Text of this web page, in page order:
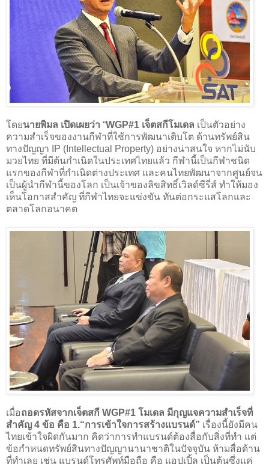
โดยนายพิมล เปิดเผยว่า “WGP#1 เจ็ตสกีโมเดล เป็นตัวอย่าง
ความสำเร็จของงานกีฬาที่ใช้การพัฒนาเติบโต ด้านทรัพย์สิน
ทางปัญญา IP (Intellectual Property) อย่างน่าสนใจ หากไม่นับ
มวยไทย ที่มีต้นกำเนิดในประเทศไทยแล้ว กีฬานี้เป็นกีฬาชนิด
แรกของกีฬาที่กำเนิดต่างประเทศ และคนไทยพัฒนาจากศูนย์จน
เป็นผู้นำกีฬานี้ของโลก เป็นเจ้าของลิขสิทธิ์เวิลด์ซีรี่ส์ ทำให้มอง
เห็นโอกาสสำคัญ ที่กีฬาไทยจะแข่งขัน ทันต่อกระแสโลกและ
ตลาดโลกอนาคต
เมื่อถอดรหัสจากเจ็ตสกี WGP#1 โมเดล มีกุญแจความสำเร็จที่
สำคัญ 4 ข้อ คือ 1.“การเข้าใจการสร้างแบรนด์” เรื่องนี้ยังมีคน
ไทยเข้าใจผิดกันมาก คิดว่าการทำแบรนด์ต้องสื่อกับสิ่งที่ทำ แต่
ข้อกำหนดทรัพย์สินทางปัญญานานาชาติในปัจจุบัน ห้ามสื่อด้าน
ที่ทำเลย เช่น แบรนด์โทรศัพท์มือถือ คือ แอปเปิ้ล เป็นต้นซึ่งแค่